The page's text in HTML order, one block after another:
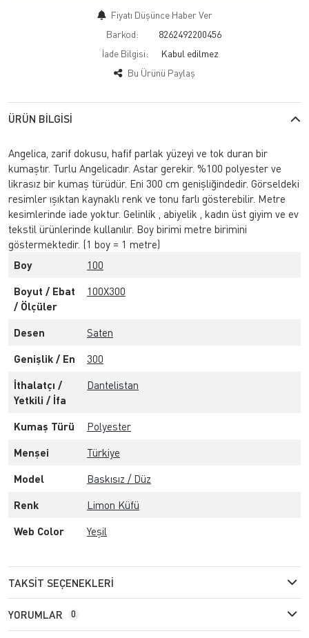
Fiyatı Düşünce Haber Ver
Barkod:
8262492200456
İade Bilgisi:
Bu Ürünü Paylaş
ÜRÜN BILGISI
Angelica, zarif dokusu, hafif parlak yüzeyi ve tok duran bir
kumaştır. Turlu Angelicadır. Astar gerekir. %100 polyester ve
likrasız bir kumaş türüdür. Eni 300 cm genişliğindedir. Görseldeki
resimler ışıktan kaynaklı renk ve tonu farlı gösterebilir. Metre
kesimlerinde iade yoktur. Gelinlik , abiyelik , kadın üst giyim ve ev
tekstil ürünlerinde kullanılır. Boy birimi metre birimini
göstermektedir. (1 boy = 1 metre)
Boy
100
Boyut / Ebat
/ Ölçüler
100X300
Desen Saten
Genişlik / En 300
İthalatçı /
Yetkili / İfa
Dantelistan
Kumaş Türü Polyester
Menşei Türkiye
Model Baskısız / Düz
Renk Limon Küfü
Web Color Yeşil
TAKSIT SEÇENEKLERI
YORUMLAR 0